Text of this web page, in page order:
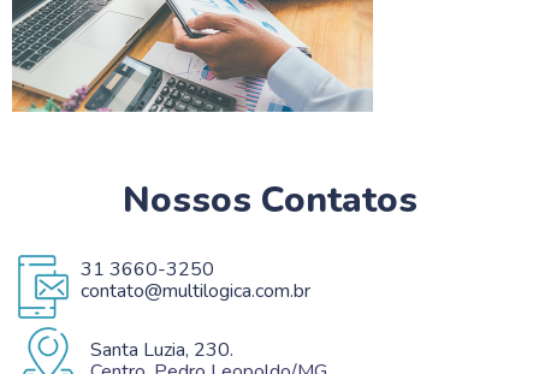
Nossos Contatos
31 3660-3250
contato@multilogica.com.br
Santa Luzia, 230.